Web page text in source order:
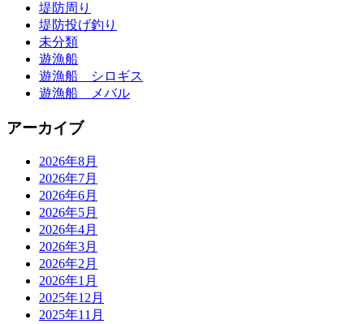
堤防周り
堤防投げ釣り
未分類
遊漁船
遊漁船 シロギス
遊漁船 メバル
アーカイブ
2026年8月
2026年7月
2026年6月
2026年5月
2026年4月
2026年3月
2026年2月
2026年1月
2025年12月
2025年11月